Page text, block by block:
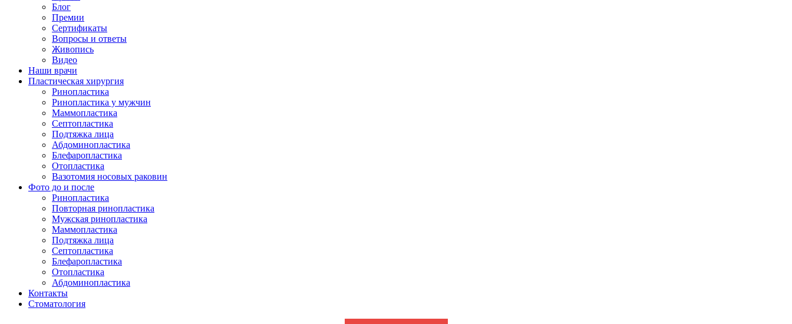
Блог
Премии
Сертификаты
Вопросы и ответы
Живопись
Видео
Наши врачи
Пластическая хирургия
Ринопластика
Ринопластика у мужчин
Маммопластика
Септопластика
Подтяжка лица
Абдоминопластика
Блефаропластика
Отопластика
Вазотомия носовых раковин
Фото до и после
Ринопластика
Повторная ринопластика
Мужская ринопластика
Маммопластика
Подтяжка лица
Септопластика
Блефаропластика
Отопластика
Абдоминопластика
Контакты
Стоматология